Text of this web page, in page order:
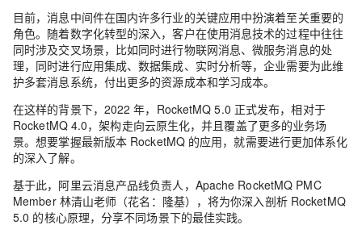
目前，消息中间件在国内许多行业的关键应用中扮演着至关重要的
角色。随着数字化转型的深入，客户在使用消息技术的过程中往往
同时涉及交叉场景，比如同时进行物联网消息、微服务消息的处
理，同时进行应用集成、数据集成、实时分析等，企业需要为此维
护多套消息系统，付出更多的资源成本和学习成本。
在这样的背景下，2022 年，RocketMQ 5.0 正式发布，相对于
RocketMQ 4.0，架构走向云原生化，并且覆盖了更多的业务场
景。想要掌握最新版本 RocketMQ 的应用，就需要进行更加体系化
的深入了解。
基于此，阿里云消息产品线负责人，Apache RocketMQ PMC
Member 林清山老师（花名：隆基），将为你深入剖析 RocketMQ
5.0 的核心原理，分享不同场景下的最佳实践。